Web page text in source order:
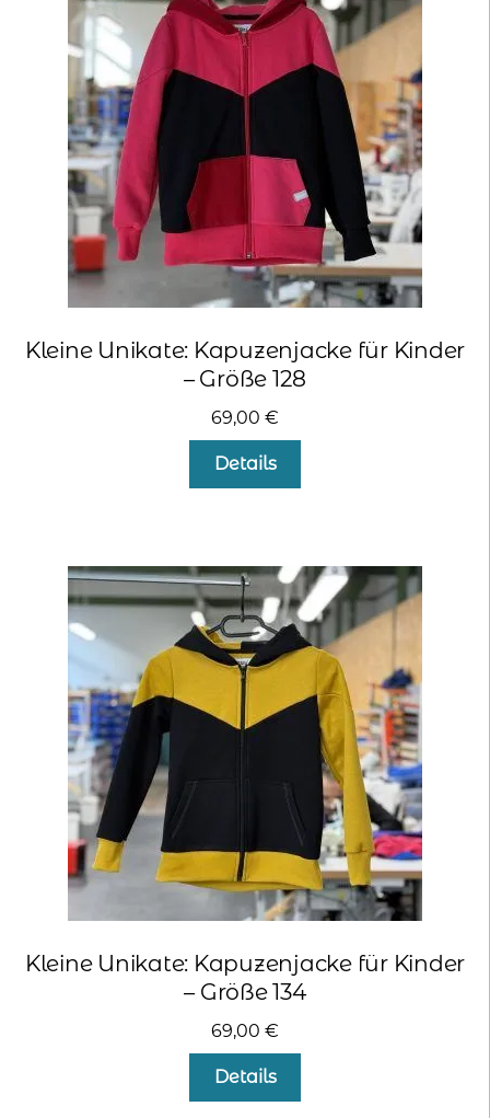
Kleine Unikate: Kapuzenjacke für Kinder
– Größe 128
69,00 €
Details
Kleine Unikate: Kapuzenjacke für Kinder
– Größe 134
69,00 €
Details